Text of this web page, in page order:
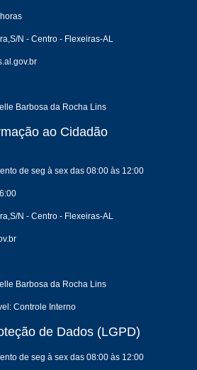
N - Centro - Flexeiras-AL
Barbosa da Rocha Lins
ao Cidadão
de seg à sex das 08:00 às 12:00
N - Centro - Flexeiras-AL
Barbosa da Rocha Lins
Controle Interno
de Dados (LGPD)
de seg à sex das 08:00 às 12:00